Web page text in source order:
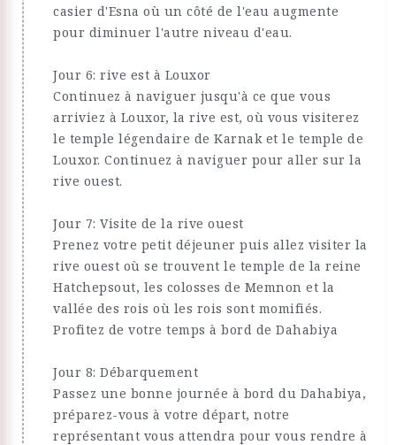
casier d'Esna où un côté de l'eau augmente
pour diminuer l'autre niveau d'eau.
Jour 6: rive est à Louxor
Continuez à naviguer jusqu'à ce que vous
arriviez à Louxor, la rive est, où vous visiterez
le temple légendaire de Karnak et le temple de
Louxor. Continuez à naviguer pour aller sur la
rive ouest.
Jour 7: Visite de la rive ouest
Prenez votre petit déjeuner puis allez visiter la
rive ouest où se trouvent le temple de la reine
Hatchepsout, les colosses de Memnon et la
vallée des rois où les rois sont momifiés.
Profitez de votre temps à bord de Dahabiya
Jour 8: Débarquement
Passez une bonne journée à bord du Dahabiya,
préparez-vous à votre départ, notre
représentant vous attendra pour vous rendre à